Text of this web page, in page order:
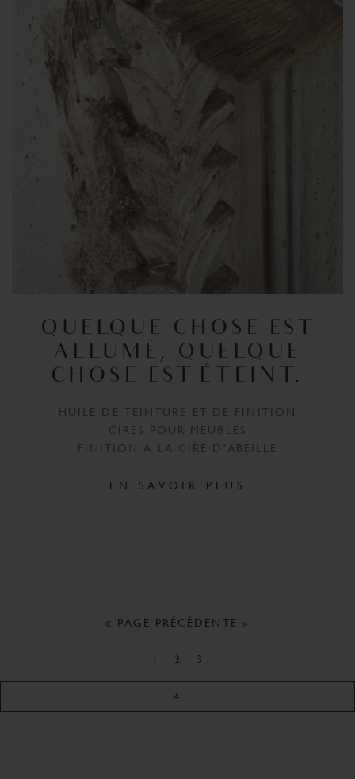
QUELQUE CHOSE EST
ALLUMÉ, QUELQUE
CHOSE EST ÉTEINT.
HUILE DE TEINTURE ET DE FINITION
CIRES POUR MEUBLES
FINITION À LA CIRE D'ABEILLE
EN SAVOIR PLUS
« PAGE PRÉCÉDENTE »
1 2 3
4